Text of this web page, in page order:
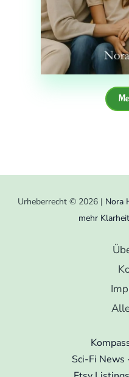
Urheberrecht © 2026 | Nora
mehr
Sci-Fi News